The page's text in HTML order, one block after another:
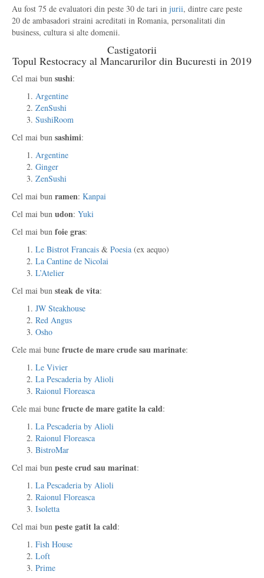
Au fost 75 de evaluatori din peste 30 de tari in jurii, dintre care peste
20 de ambasadori straini acreditati in Romania, personalitati din
business, cultura si alte domenii.
Castigatorii
Topul Restocracy al Mancarurilor din Bucuresti in 2019
Cel mai bun sushi:
Argentine
ZenSushi
SushiRoom
Cel mai bun sashimi:
Argentine
Ginger
ZenSushi
Cel mai bun ramen: Kanpai
Cel mai bun udon: Yuki
Cel mai bun foie gras:
Le Bistrot Francais & Poesia (ex aequo)
La Cantine de Nicolai
L’Atelier
Cel mai bun steak de vita:
JW Steakhouse
Red Angus
Osho
Cele mai bune fructe de mare crude sau marinate:
Le Vivier
La Pescaderia by Alioli
Raionul Floreasca
Cele mai bune fructe de mare gatite la cald:
La Pescaderia by Alioli
Raionul Floreasca
BistroMar
Cel mai bun peste crud sau marinat:
La Pescaderia by Alioli
Raionul Floreasca
Isoletta
Cel mai bun peste gatit la cald:
Fish House
Loft
Prime